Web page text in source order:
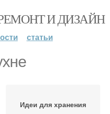
И ДИЗАЙН
статьи
Идеи для хранения